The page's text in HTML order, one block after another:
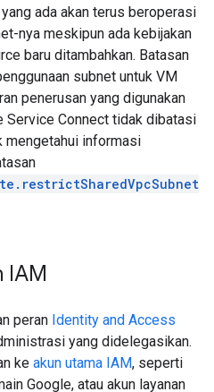
ada akan terus beroperasi
nya meskipun ada kebijakan
baru ditambahkan. Batasan
subnet untuk VM
penerusan yang digunakan
Service Connect tidak dibatasi
mengetahui informasi
IAM
peran Identity and Access
yang didelegasikan.
ke akun utama IAM, seperti
Google, atau akun layanan